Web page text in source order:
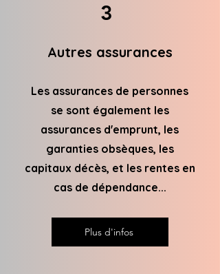
3
Autres assurances
Les assurances de personnes
se sont également les
assurances d'emprunt, les
garanties obsèques, les
capitaux décès, et les rentes en
cas de dépendance...
Plus d'infos